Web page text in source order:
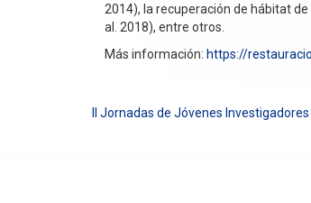
2014), la recuperación de hábitat
al. 2018), entre otros.
Más información: https://
II Jornadas de Jóvenes